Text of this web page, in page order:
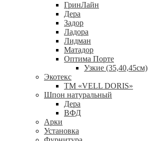
ГринЛайн
Дера
Задор
Ладора
Лидман
Матадор
Оптима Порте
Узкие (35,40,45см)
Экотекс
ТМ «VELL DORIS»
Шпон натуральный
Дера
ВФД
Арки
Установка